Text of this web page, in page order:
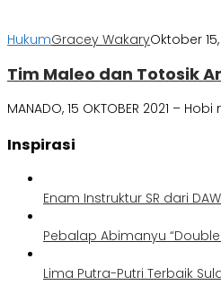
HukumGracey WakaryOktober 15,
Tim Maleo dan Totosik
MANADO, 15 OKTOBER 2021 –
Inspirasi
Enam Instruktur SR dari
Pebalap Abimanyu
Lima Putra-Putri Terbaik